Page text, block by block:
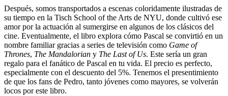
Después, somos transportados a escenas coloridamente ilustradas de
su tiempo en la Tisch School of the Arts de NYU, donde cultivó ese
amor por la actuación al sumergirse en algunos de los clásicos del
cine. Eventualmente, el libro explora cómo Pascal se convirtió en un
nombre familiar gracias a series de televisión como Game of
Thrones, The Mandalorian y The Last of Us. Este sería un gran
regalo para el fanático de Pascal en tu vida. El precio es perfecto,
especialmente con el descuento del 5%. Tenemos el presentimiento
de que los fans de Pedro, tanto jóvenes como mayores, se volverán
locos por este libro.